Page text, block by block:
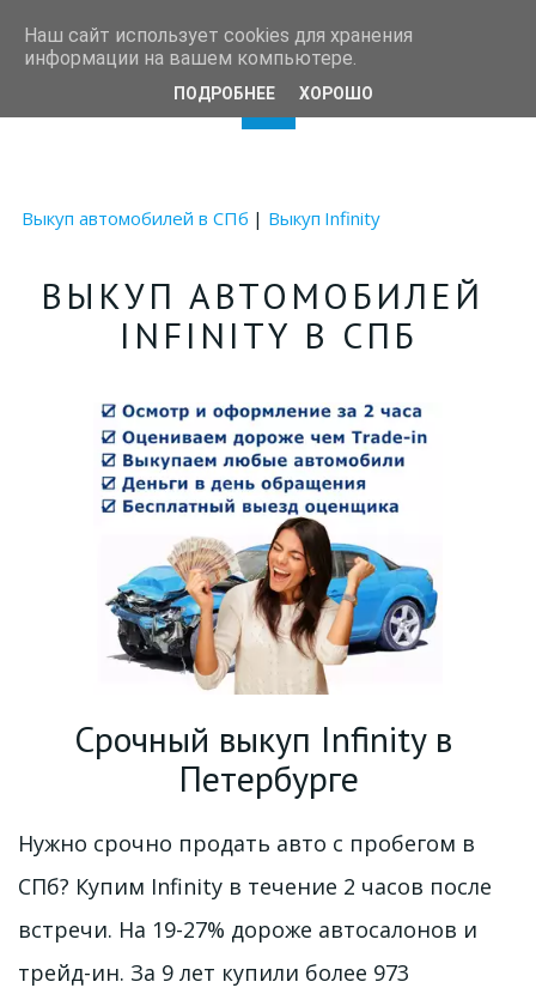
Autotrade78
Выкуп автомобилей в СПб | Выкуп Infinity
ВЫКУП АВТОМОБИЛЕЙ
INFINITY В СПБ
Срочный выкуп Infinity в
Петербурге
Нужно срочно продать авто с пробегом в
СПб? Купим Infinity в течение 2 часов после
встречи. На 19-27% дороже автосалонов и
трейд-ин. За 9 лет купили более 973
Наш сайт использует cookies для хранения
информации на вашем компьютере.
ПОДРОБНЕЕ ХОРОШО